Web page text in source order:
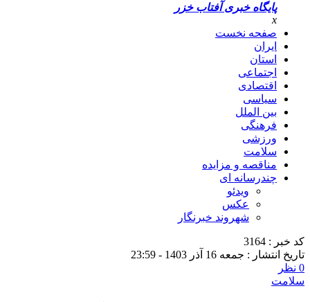
پایگاه خبری آفتاب خزر
x
صفحه نخست
ایران
استان
اجتماعی
اقتصادی
سیاسی
بین الملل
فرهنگی
ورزشی
سلامت
مناقصه و مزایده
چندرسانه ای
ویدئو
عکس
شهروند خبرنگار
کد خبر : 3164
تاریخ انتشار : جمعه 16 آذر 1403 - 23:59
0 نظر
سلامت